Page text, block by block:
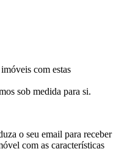
com estas
sob medida para si.
o seu email para receber
com as características